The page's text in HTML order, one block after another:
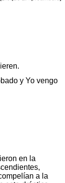
y Yo vengo
en la
a la